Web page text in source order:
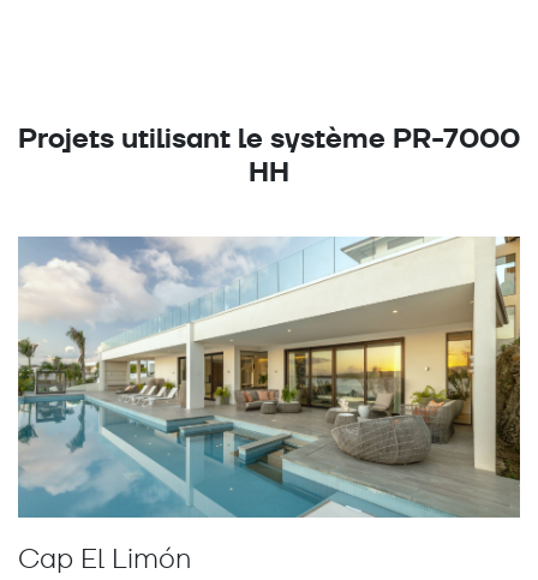
Projets utilisant le système PR-7000
HH
Cap El Limón